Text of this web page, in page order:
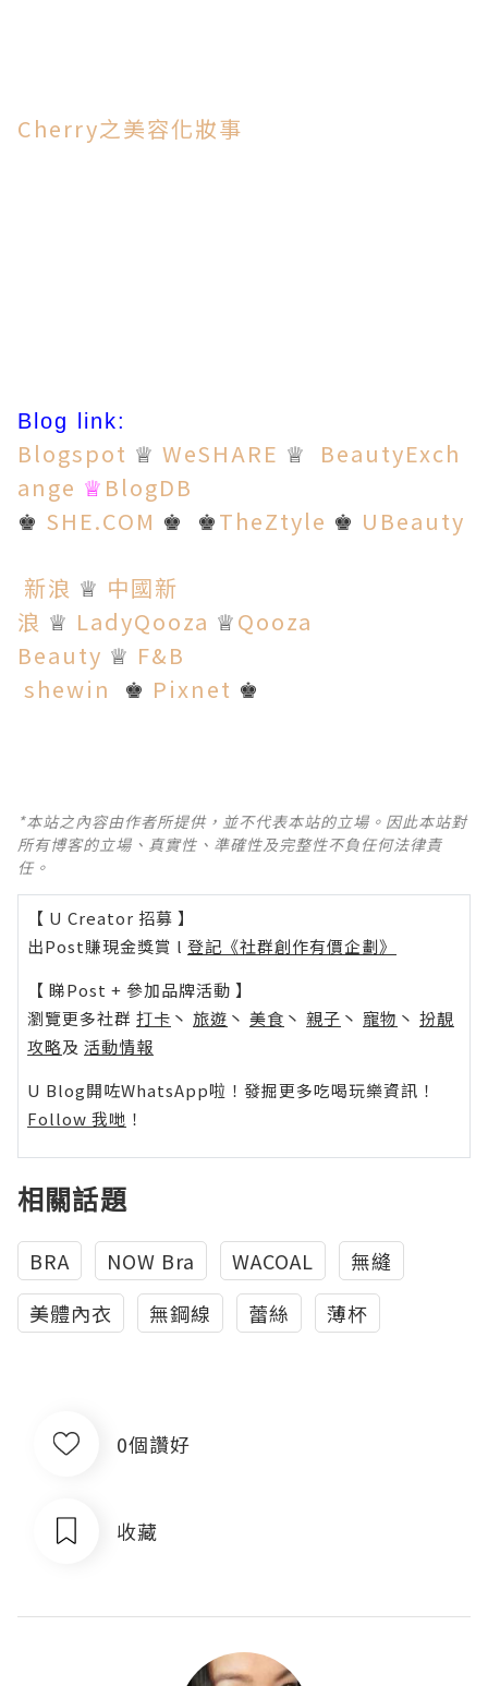
Cherry之美容化妝事
Blog link:
Blogspot ♕ WeSHARE ♕
BeautyExch
ange ♕ BlogDB
♚ SHE.COM ♚ ♚ TheZtyle ♚ UBeauty
新浪 ♕ 中國新
浪 ♕ LadyQooza ♕ Qooza
Beauty ♕ F&B
shewin
♚ Pixnet ♚
*本站之內容由作者所提供，並不代表本站的立場。因此本站對
所有博客的立場、真實性、準確性及完整性不負任何法律責
任。
【 U Creator 招募 】
出Post賺現金獎賞 l 登記《社群創作有價企劃》
【 睇Post + 參加品牌活動 】
瀏覽更多社群 打卡 丶 旅遊 丶 美食 丶 親子 丶 寵物 丶 扮靚
攻略及 活動情報
U Blog開咗WhatsApp啦！發掘更多吃喝玩樂資訊！
Follow 我哋 ！
相關話題
BRA NOW Bra WACOAL
無縫
美體內衣
無鋼線 蕾絲 薄杯
0個讚好
收藏